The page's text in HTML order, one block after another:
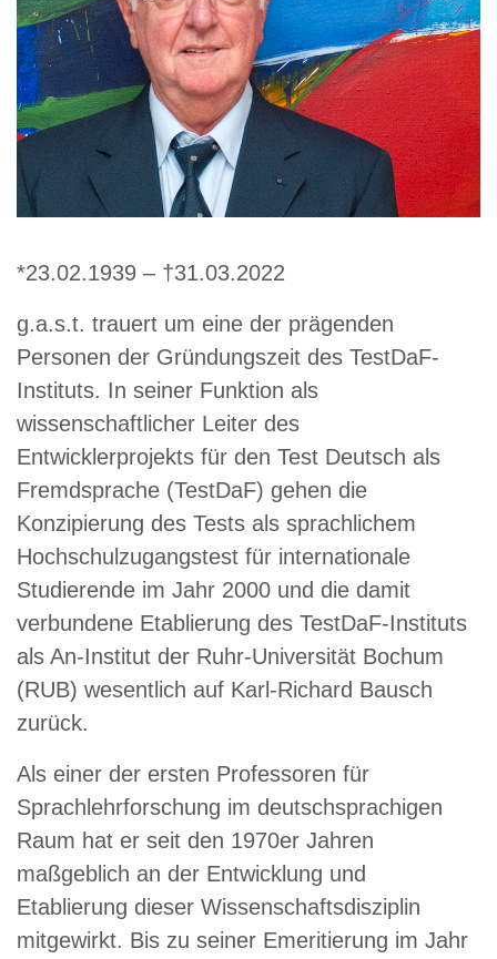
*23.02.1939 – †31.03.2022
g.a.s.t. trauert um eine der prägenden
Personen der Gründungszeit des TestDaF-
Instituts. In seiner Funktion als
wissenschaftlicher Leiter des
Entwicklerprojekts für den Test Deutsch als
Fremdsprache (TestDaF) gehen die
Konzipierung des Tests als sprachlichem
Hochschulzugangstest für internationale
Studierende im Jahr 2000 und die damit
verbundene Etablierung des TestDaF-Instituts
als An-Institut der Ruhr-Universität Bochum
(RUB) wesentlich auf Karl-Richard Bausch
zurück.
Als einer der ersten Professoren für
Sprachlehrforschung im deutschsprachigen
Raum hat er seit den 1970er Jahren
maßgeblich an der Entwicklung und
Etablierung dieser Wissenschaftsdisziplin
mitgewirkt. Bis zu seiner Emeritierung im Jahr